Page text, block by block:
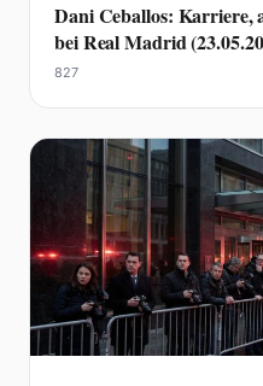
Dani Ceballos:
bei Real Madrid
827